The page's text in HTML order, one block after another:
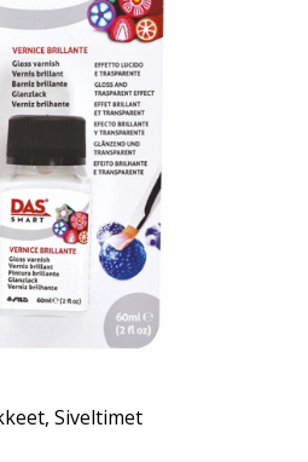
, Siveltimet